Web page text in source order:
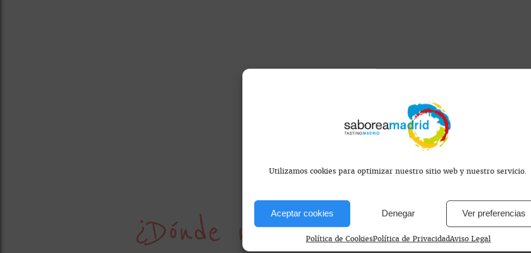
Utilizamos cookies para optimizar nuestro sitio web y nuestro servicio.
Aceptar cookies Denegar Ver preferencias
Política de CookiesPolítica de PrivacidadAviso Legal
¿Dónde nos encontramos?